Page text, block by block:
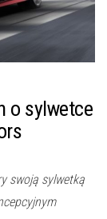
o sylwetce
swoją sylwetką